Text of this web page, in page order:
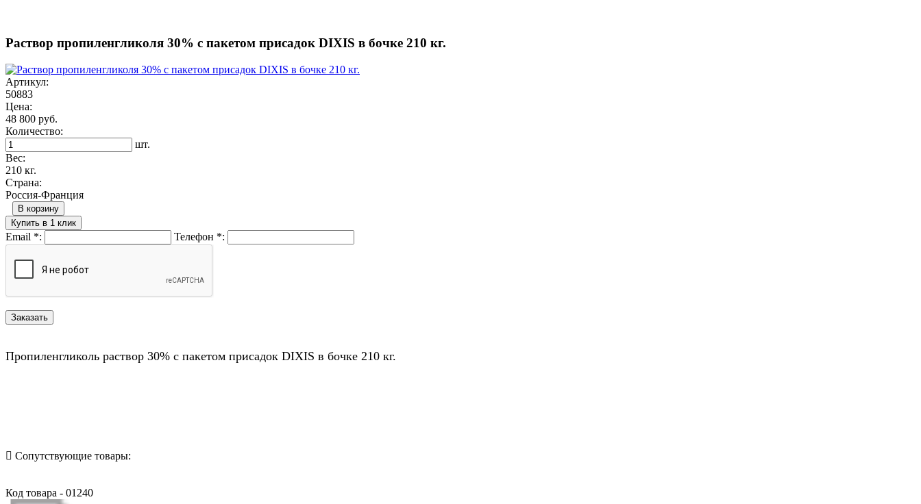
Раствор пропиленгликоля 30% с пакетом присадок DIXIS в бочке 210 кг.
Артикул:
50883
Цена:
48 800 руб.
Количество:
шт.
Вес:
210 кг.
Страна:
Россия-Франция
В корзину
Купить в 1 клик
Email *: Телефон *:
Пропиленгликоль раствор 30% с пакетом присадок DIXIS в бочке 210 кг.
Сопутствующие товары:
Код товара - 01240